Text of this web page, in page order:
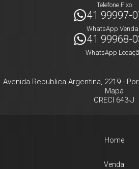
Telefone Fixo
41 99997-
WhatsApp
41 99968-
WhatsApp
Avenida Republica Argentina, 2219-
Mapa
CRECI 643-J
Home
Venda